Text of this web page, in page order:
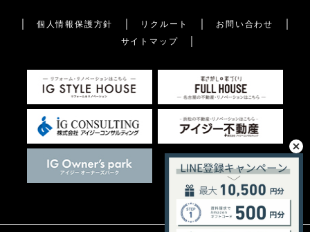
個人情報保護方針 リクルート
お問い合わせ
サイトマップ